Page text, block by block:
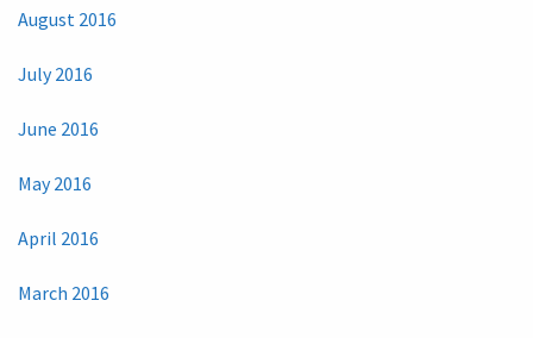
August 2016
July 2016
June 2016
May 2016
April 2016
March 2016